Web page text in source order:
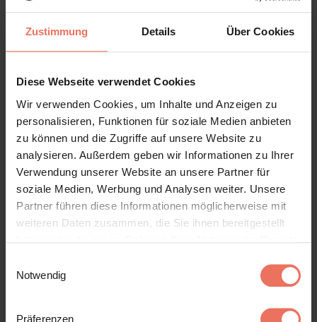
Zustimmung Details Über Cookies
Diese Webseite verwendet Cookies
Wir verwenden Cookies, um Inhalte und Anzeigen zu
personalisieren, Funktionen für soziale Medien anbieten
zu können und die Zugriffe auf unsere Website zu
analysieren. Außerdem geben wir Informationen zu Ihrer
Verwendung unserer Website an unsere Partner für
soziale Medien, Werbung und Analysen weiter. Unsere
Partner führen diese Informationen möglicherweise mit
weiteren Daten zusammen, die Sie ihnen bereitgestellt
Cookies, wenn Sie unsere Webseite weiterhin nutzen.
Notwendig
Präferenzen
die Ochsenbraterei am
Straubinger
von Familie Wenisch geführt,
eröffnen ein vielfältiges
Angebot.
Als ein echter
Familienbetrieb, der über die
Jahrzehnte gewachsen ist
genau weiß, was sich die